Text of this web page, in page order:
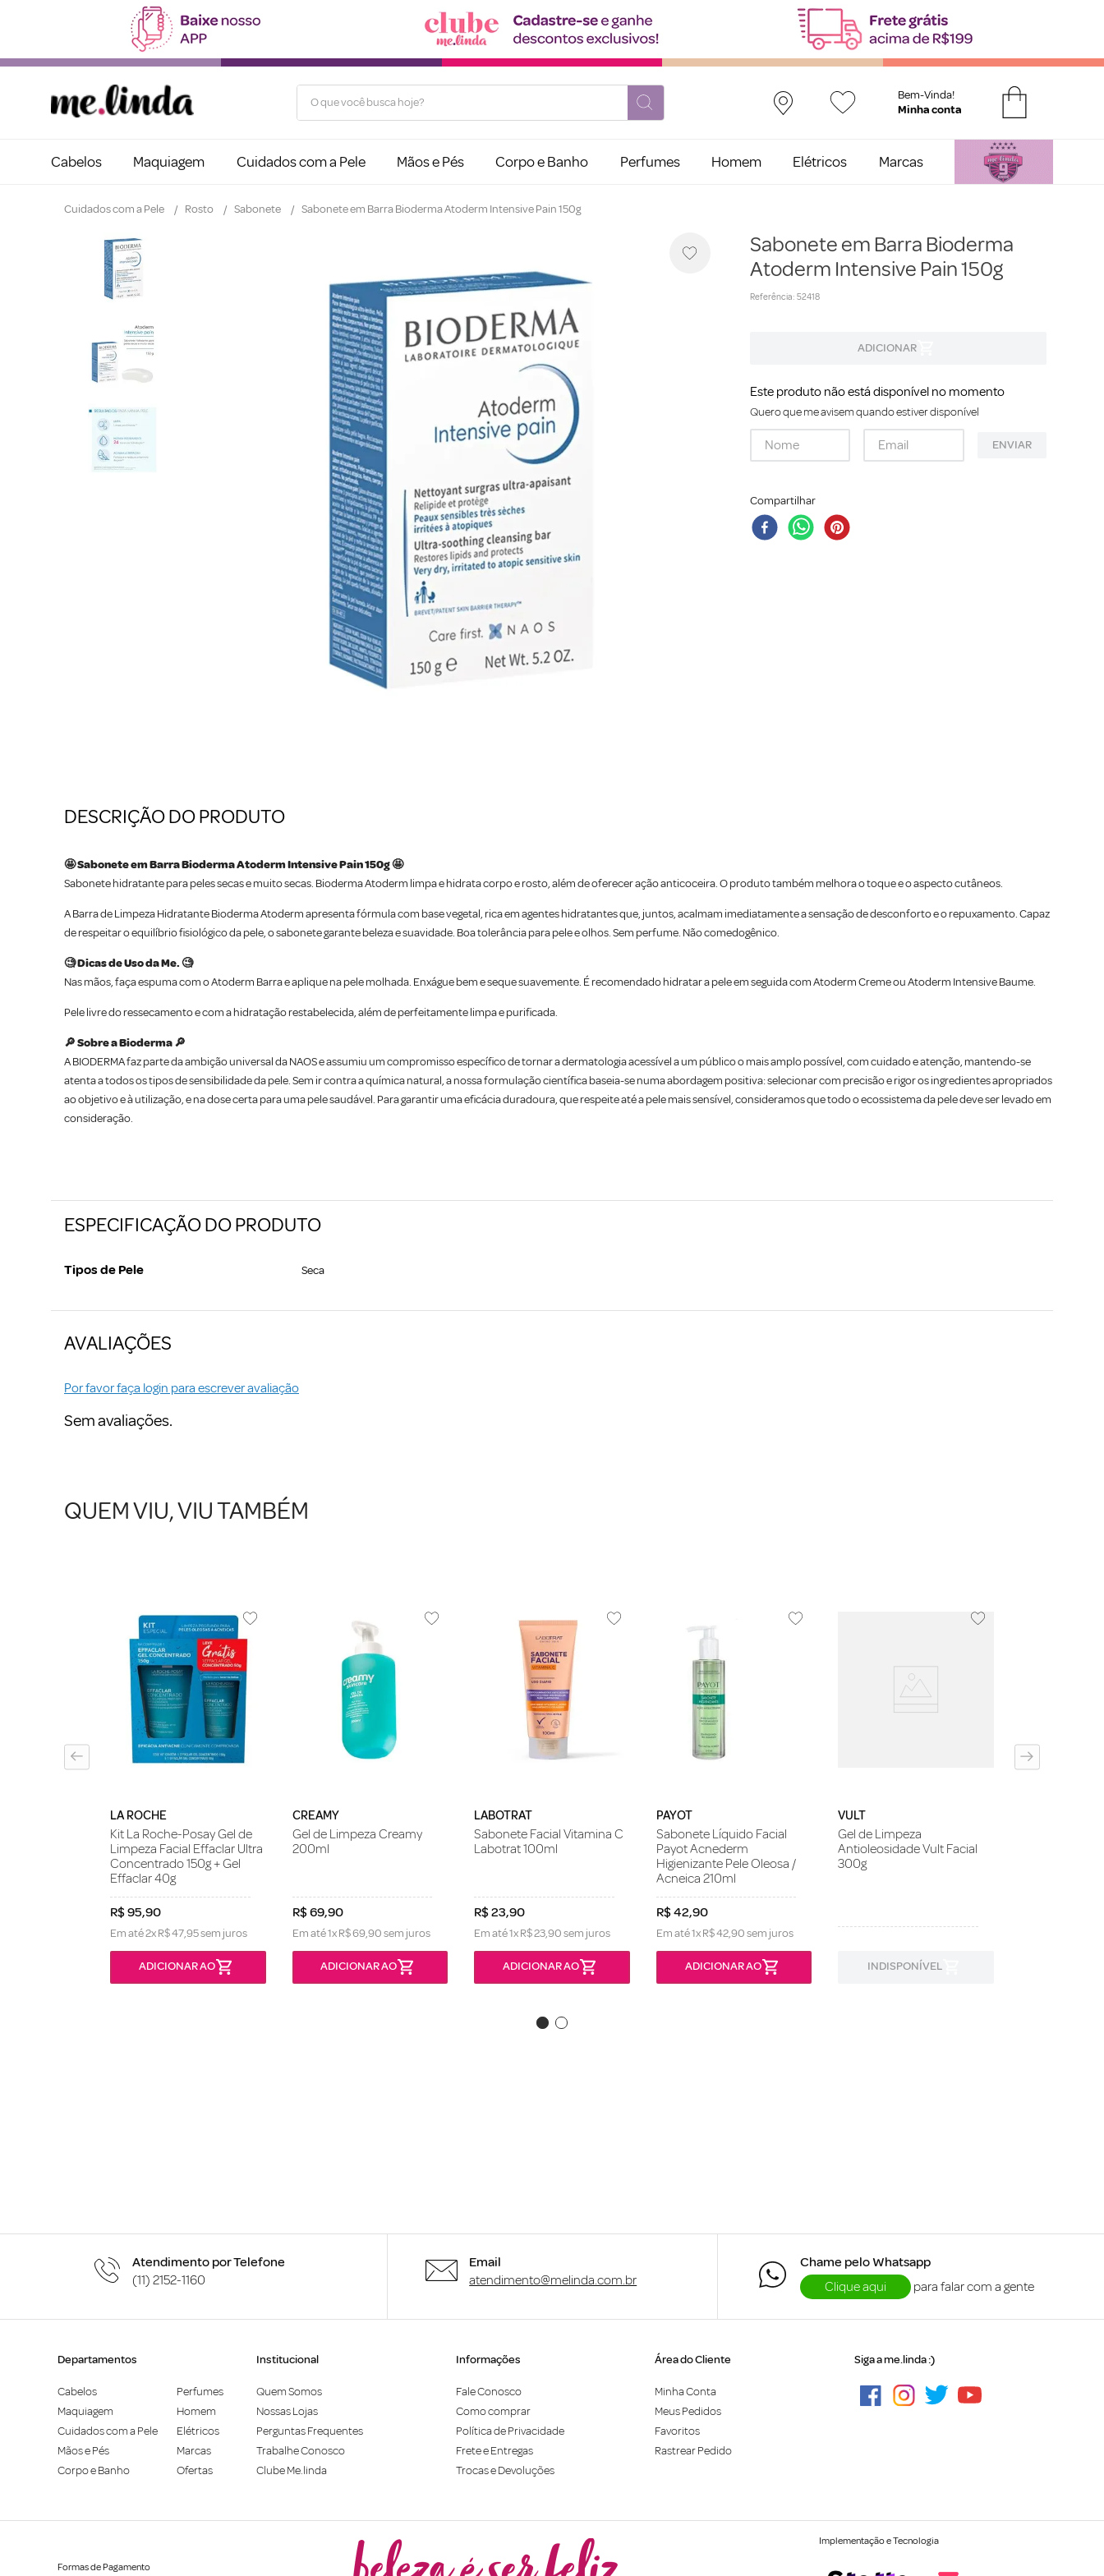
O que você busca hoje? Bem-Vinda!
Cabelos Maquiagem Cuidados com a Pele Mãos e Pés Corpo e Banho Perfumes Homem Elétricos Marcas
Cuidados com a Pele Rosto Sabonete Sabonete em Barra Bioderma Atoderm Intensive Pain 150g
Sabonete em Barra Bioderma
Atoderm Intensive Pain 150g
Referência: 52418
Este produto não está disponível no momento
Quero que me avisem quando estiver disponível
ENVIAR
Compartilhar
DESCRIÇÃO DO PRODUTO
🤩 Sabonete em Barra Bioderma Atoderm Intensive Pain 150g 🤩
Sabonete hidratante para peles secas e muito secas. Bioderma Atoderm limpa e hidrata corpo e rosto, além de oferecer ação anticoceira. O produto também melhora o toque e o aspecto cutâneos.
A Barra de Limpeza Hidratante Bioderma Atoderm apresenta fórmula com base vegetal, rica em agentes hidratantes que, juntos, acalmam imediatamente a sensação de desconforto e o repuxamento. Capaz
de respeitar o equilíbrio fisiológico da pele, o sabonete garante beleza e suavidade. Boa tolerância para pele e olhos. Sem perfume. Não comedogênico.
🧐 Dicas de Uso da Me. 🧐
Nas mãos, faça espuma com o Atoderm Barra e aplique na pele molhada. Enxágue bem e seque suavemente. É recomendado hidratar a pele em seguida com Atoderm Creme ou Atoderm Intensive Baume.
Pele livre do ressecamento e com a hidratação restabelecida, além de perfeitamente limpa e purificada.
🔎 Sobre a Bioderma 🔎
A BIODERMA faz parte da ambição universal da NAOS e assumiu um compromisso específico de tornar a dermatologia acessível a um público o mais amplo possível, com cuidado e atenção, mantendo-se
atenta a todos os tipos de sensibilidade da pele. Sem ir contra a química natural, a nossa formulação científica baseia-se numa abordagem positiva: selecionar com precisão e rigor os ingredientes apropriados
ao objetivo e à utilização, e na dose certa para uma pele saudável. Para garantir uma eficácia duradoura, que respeite até a pele mais sensível, consideramos que todo o ecossistema da pele deve ser levado em
consideração.
ESPECIFICAÇÃO DO PRODUTO
Tipos de Pele Seca
AVALIAÇÕES
Por favor faça login para escrever avaliação
Sem avaliações.
QUEM VIU, VIU TAMBÉM
LA ROCHE
Kit La Roche-Posay Gel de
Limpeza Facial Effaclar Ultra
Concentrado 150g + Gel
Effaclar 40g
R$95,90
Em até2xR$47,95sem juros
ADICIONAR AO
CREAMY
Gel de Limpeza Creamy
200ml
R$69,90
Em até1xR$69,90sem juros
ADICIONAR AO
LABOTRAT
Sabonete Facial Vitamina C
Labotrat 100ml
R$23,90
Em até1xR$23,90sem juros
ADICIONAR AO
PAYOT
Sabonete Líquido Facial
Payot Acnederm
Higienizante Pele Oleosa /
Acneica 210ml
R$42,90
Em até1xR$42,90sem juros
ADICIONAR AO
VULT
Gel de Limpeza
Antioleosidade Vult Facial
300g
INDISPONÍVEL
Atendimento por Telefone
(11) 2152-1160
Email
atendimento@melinda.com.br
Chame pelo Whatsapp
Clique aqui
para falar com a gente
Departamentos
Cabelos
Maquiagem
Cuidados com a Pele
Mãos e Pés
Corpo e Banho
Perfumes
Homem
Elétricos
Marcas
Ofertas
Institucional
Quem Somos
Nossas Lojas
Perguntas Frequentes
Trabalhe Conosco
Clube Me.linda
Informações
Fale Conosco
Como comprar
Política de Privacidade
Frete e Entregas
Trocas e Devoluções
Área do Cliente
Minha Conta
Meus Pedidos
Favoritos
Rastrear Pedido
Siga a me.linda :)
Formas de Pagamento
Implementação e Tecnologia